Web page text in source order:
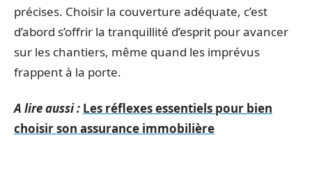
précises. Choisir la couverture adéquate, c’est
d’abord s’offrir la tranquillité d’esprit pour avancer
sur les chantiers, même quand les imprévus
frappent à la porte.
A lire aussi : Les réflexes essentiels pour bien
choisir son assurance immobilière